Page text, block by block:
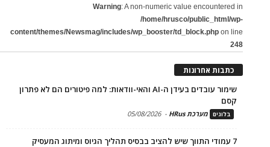
Warning: A non-numeric value encountered in
/home/hrusco/public_html/wp-
content/themes/Newsmag/includes/wp_booster/td_block.php on line
248
כתבות אחרונות
שימור עובדים בעידן ה-AI והאי-וודאות: למה פיטורים הם לא פתרון
קסם
בלוגים מערכת HRus -
05/08/2026
7 עמודי התווך שיש להציב בבסיס תהליך הגיוס ומיתוג המעסיק